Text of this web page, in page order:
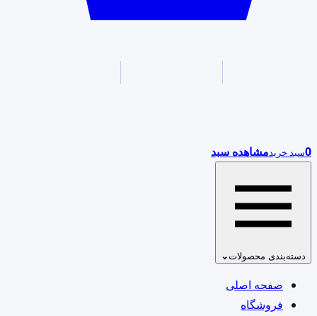
0سبد خریدمشاهده سبد
دسته‌بندی محصولات⌄
صفحه اصلی
فروشگاه